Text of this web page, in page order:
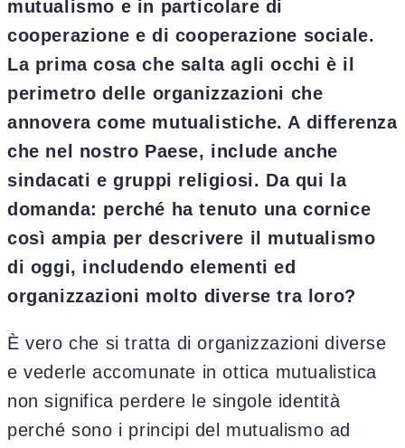
mutualismo e in particolare di
cooperazione e di cooperazione sociale.
La prima cosa che salta agli occhi è il
perimetro delle organizzazioni che
annovera come mutualistiche. A differenza
che nel nostro Paese, include anche
sindacati e gruppi religiosi. Da qui la
domanda: perché ha tenuto una cornice
così ampia per descrivere il mutualismo
di oggi, includendo elementi ed
organizzazioni molto diverse tra loro?
È vero che si tratta di organizzazioni diverse
e vederle accomunate in ottica mutualistica
non significa perdere le singole identità
perché sono i principi del mutualismo ad